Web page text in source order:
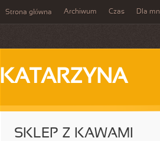
Strona główna Archiwum Czas Dla
KATARZYNA
SKLEP Z KAWAMI